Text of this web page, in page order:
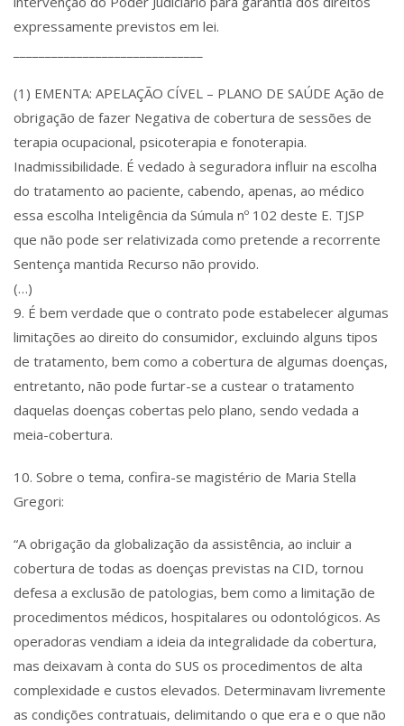
expressamente previstos em lei.
(1) EMENTA: APELAÇÃO CÍVEL – PLANO DE SAÚDE Ação de
obrigação de fazer Negativa de cobertura de sessões de
terapia ocupacional, psicoterapia e fonoterapia.
Inadmissibilidade. É vedado à seguradora influir na escolha
do tratamento ao paciente, cabendo, apenas, ao médico
essa escolha Inteligência da Súmula nº 102 deste E. TJSP
que não pode ser relativizada como pretende a recorrente
Sentença mantida Recurso não provido.
(…)
9. É bem verdade que o contrato pode estabelecer algumas
limitações ao direito do consumidor, excluindo alguns tipos
de tratamento, bem como a cobertura de algumas doenças,
entretanto, não pode furtar-se a custear o tratamento
daquelas doenças cobertas pelo plano, sendo vedada a
meia-cobertura.
10. Sobre o tema, confira-se magistério de Maria Stella
Gregori:
“A obrigação da globalização da assistência, ao incluir a
cobertura de todas as doenças previstas na CID, tornou
defesa a exclusão de patologias, bem como a limitação de
procedimentos médicos, hospitalares ou odontológicos. As
operadoras vendiam a ideia da integralidade da cobertura,
mas deixavam à conta do SUS os procedimentos de alta
complexidade e custos elevados. Determinavam livremente
as condições contratuais, delimitando o que era e o que não